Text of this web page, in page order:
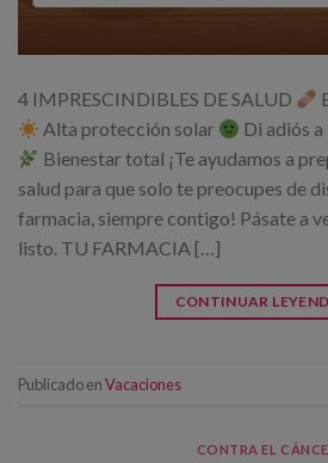
4 IMPRESCINDIBLES DE SALUD
Alta protección solar
Di adiós
Bienestar total ¡Te ayudamos a
salud para que solo te preocupes de
farmacia, siempre contigo! Pásate a
listo. TU FARMACIA […]
CONTINUAR
Publicado enVacaciones
CONTRA EL